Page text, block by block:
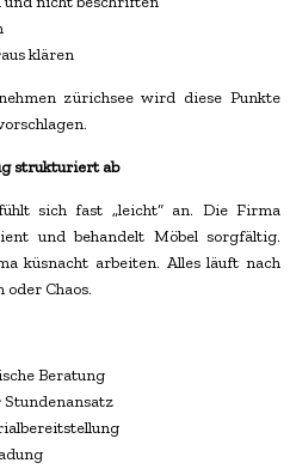
klären
zürichsee wird diese Punkte
strukturiert ab
sich fast „leicht“ an. Die Firma
und behandelt Möbel sorgfältig.
küsnacht arbeiten. Alles läuft nach
oder Chaos.
Beratung